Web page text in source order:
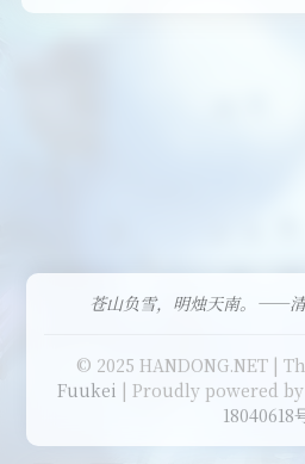
苍山负雪，明烛天南。——清
© 2025 HANDONG.NET |
Fuukei | Proudly powered
18040618